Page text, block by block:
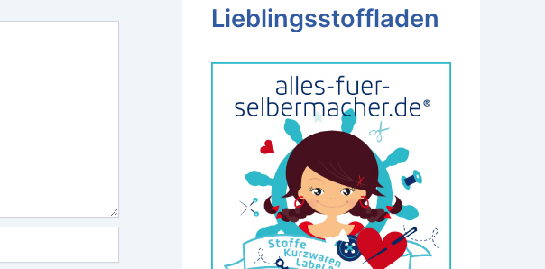
Lieblingsstoffladen